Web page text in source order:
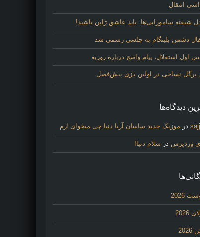
انتقال
شیفته سامورایی‌ها: باید عاشق ژاپن باشید!
دشمن بلینگام به چلسی رسمی شد
اول استقلال، پیام واضح درباره روزبه
پرگل نساجی در اولین بازی پیش‌فصل
دیدگاه‌ها
در موزیک جدید ساسان آریا دنیا چی میخوای ازم
وردپرس در سلام دنیا!
2026
2026